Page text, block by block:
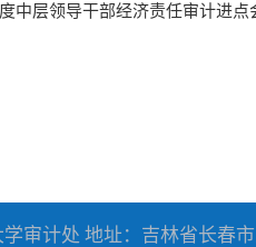
中层领导干部经济责任审计进点
审计处 地址：吉林省长春